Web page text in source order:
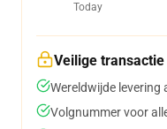
Today
Veilige transactie
Wereldwijde levering
Volgnummer voor